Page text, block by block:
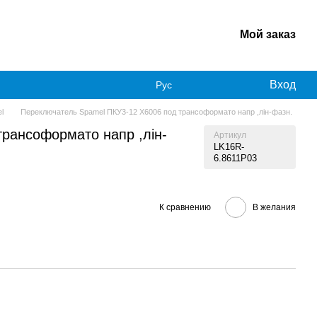
Мой заказ
Рус Вход
Переключатель Spamel ПКУ3-12 Х6006 под трансоформато напр ,лін-фазн.
напр ,лін-
Артикул
LK16R-
6.8611P03
К сравнению В желания